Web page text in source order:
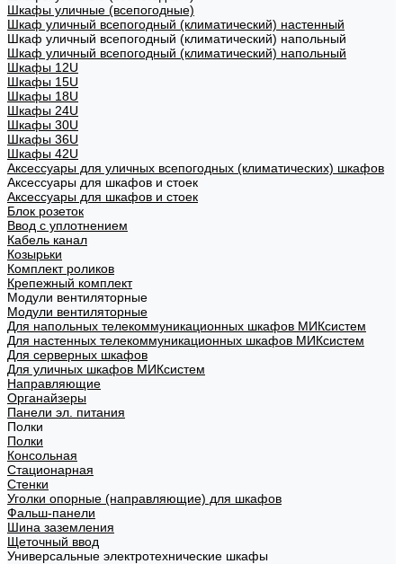
Шкафы уличные (всепогодные)
Шкаф уличный всепогодный (климатический) настенный
Шкаф уличный всепогодный (климатический) напольный
Шкаф уличный всепогодный (климатический) напольный
Шкафы 12U
Шкафы 15U
Шкафы 18U
Шкафы 24U
Шкафы 30U
Шкафы 36U
Шкафы 42U
Аксессуары для уличных всепогодных (климатических) шкафов
Аксессуары для шкафов и стоек
Аксессуары для шкафов и стоек
Блок розеток
Ввод с уплотнением
Кабель канал
Козырьки
Комплект роликов
Крепежный комплект
Модули вентиляторные
Модули вентиляторные
Для напольных телекоммуникационных шкафов МИКсистем
Для настенных телекоммуникационных шкафов МИКсистем
Для серверных шкафов
Для уличных шкафов МИКсистем
Направляющие
Органайзеры
Панели эл. питания
Полки
Полки
Консольная
Стационарная
Стенки
Уголки опорные (направляющие) для шкафов
Фальш-панели
Шина заземления
Щеточный ввод
Универсальные электротехнические шкафы